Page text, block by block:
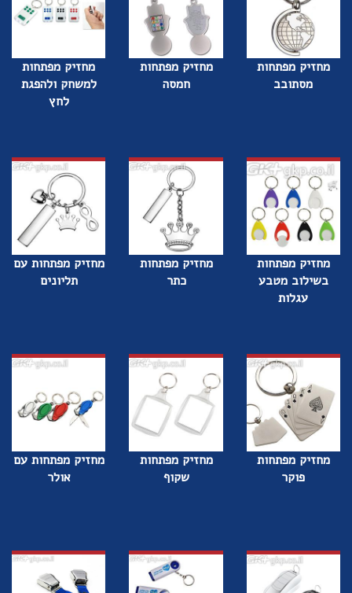
מחזיק מפתחות
מסתובב
מחזיק מפתחות
חמסה
מחזיק מפתחות
למשחק ולהפגת
לחץ
מחזיק מפתחות
בשילוב מטבע
עגלות
מחזיק מפתחות
כתר
מחזיק מפתחות עם
תליונים
מחזיק מפתחות
פוקר
מחזיק מפתחות
שקוף
מחזיק מפתחות עם
אולר